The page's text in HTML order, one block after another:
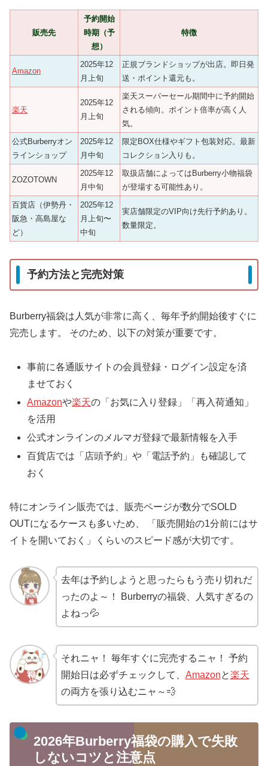
販売先
予約開始
時期（予
想）
特徴
Amazon
2025年12
月上旬
正規ブランドショップが出店。即日発
送・ポイント還元も。
楽天
2025年12
月上旬
楽天スーパーセール期間中に予約開始
される傾向。ポイント倍率が高く人
気。
公式Burberryオン
ラインショップ
2025年12
月中旬
限定BOX仕様やギフト包装対応。最新
コレクション入りも。
ZOZOTOWN
2025年12
月中旬
取扱店舗によってはBurberry小物福袋
が登場する可能性あり。
百貨店（伊勢丹・
阪急・高島屋な
ど）
2025年12
月上旬〜
中旬
実店舗限定のVIP向け先行予約あり。
数量限定。
予約方法と完売対策
Burberry福袋は人気が非常に高く、毎年予約開始後すぐに
完売します。 そのため、以下の対策が重要です。
事前に各通販サイトの会員登録・ログイン設定を済
ませておく
Amazonや楽天の「お気に入り登録」「再入荷通知」
を活用
公式オンラインのメルマガ登録で最新情報を入手
百貨店では「店頭予約」や「電話予約」も確認して
おく
特にオンライン販売では、販売ページが数分でSOLD
OUTになるケースも多いため、 「販売開始の1分前にはサ
イトを開いておく」くらいのスピード感が大切です。
去年は予約しようと思ったらもう売り切れだ
ったのよ～！ Burberryの福袋、人気すぎるの
よねっ💦
それニャ！ 毎年すぐに完売するニャ！ 予約
開始日は必ずチェックして、 Amazonと楽天
の両方を張り込むニャ～💨
2026年Burberry福袋の購入で失敗
しないコツと注意点